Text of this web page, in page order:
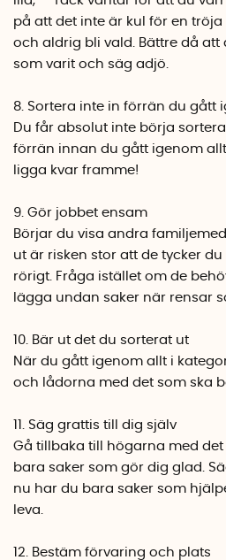
på att det inte är kul för en
och aldrig bli vald. Bättre då att
som varit och säg adjö.
8. Sortera inte in förrän du gått
Du får absolut inte börja
förrän innan du gått igenom
ligga kvar framme!
9. Gör jobbet ensam
Börjar du visa andra
ut är risken stor att de tycker
rörigt. Fråga istället om de
lägga undan saker när rensar
10. Bär ut det du sorterat ut
När du gått igenom allt i
och lådorna med det som ska
11. Säg grattis till dig själv
Gå tillbaka till högarna med
bara saker som gör dig glad.
nu har du bara saker som
leva.
12. Bestäm förvaring och plats